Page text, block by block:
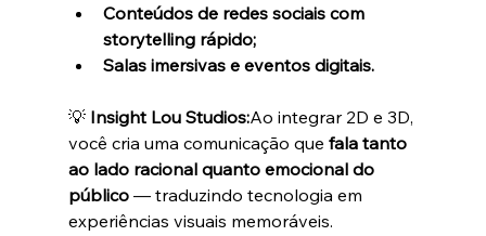
Conteúdos de redes sociais com
storytelling rápido;
Salas imersivas e eventos digitais.
💡 Insight Lou Studios:Ao integrar 2D e 3D,
você cria uma comunicação que fala tanto
ao lado racional quanto emocional do
público — traduzindo tecnologia em
experiências visuais memoráveis.